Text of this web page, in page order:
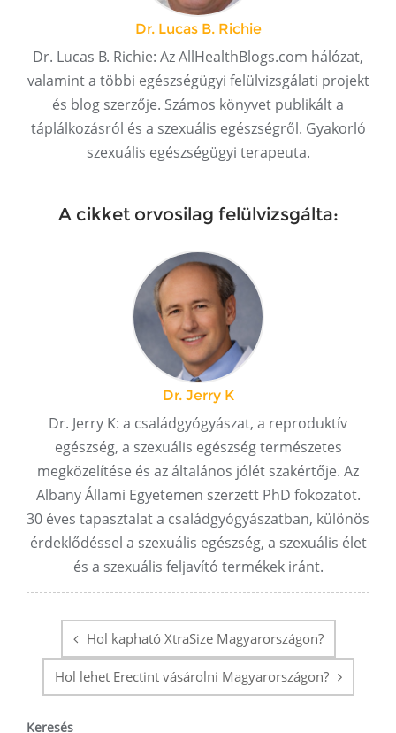
Dr. Lucas B. Richie
Dr. Lucas B. Richie: Az AllHealthBlogs.com hálózat,
valamint a többi egészségügyi felülvizsgálati projekt
és blog szerzője. Számos könyvet publikált a
táplálkozásról és a szexuális egészségről. Gyakorló
szexuális egészségügyi terapeuta.
A cikket orvosilag felülvizsgálta:
Dr. Jerry K
Dr. Jerry K: a családgyógyászat, a reproduktív
egészség, a szexuális egészség természetes
megközelítése és az általános jólét szakértője. Az
Albany Állami Egyetemen szerzett PhD fokozatot.
30 éves tapasztalat a családgyógyászatban, különös
érdeklődéssel a szexuális egészség, a szexuális élet
és a szexuális feljavító termékek iránt.
navigációHol kapható XtraSize Magyarországon?
Hol lehet Erectint vásárolni Magyarországon?
Keresés